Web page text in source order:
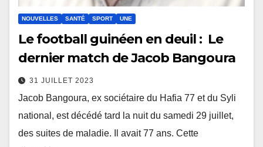
NOUVELLES SANTÉ SPORT UNE
Le football guinéen en deuil : Le
dernier match de Jacob Bangoura
31 JUILLET 2023
Jacob Bangoura, ex sociétaire du Hafia 77 et du Syli
national, est décédé tard la nuit du samedi 29 juillet,
des suites de maladie. Il avait 77 ans. Cette